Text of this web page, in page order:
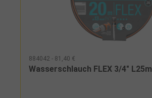
884042 - 81,40 €
Wasserschlauch FLEX 3/4" L25m